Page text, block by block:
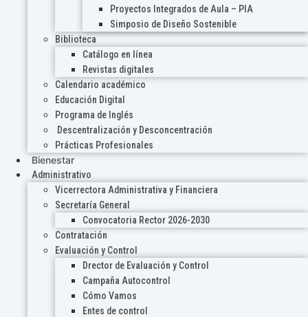
Proyectos Integrados de Aula – PIA
Simposio de Diseño Sostenible
Biblioteca
Catálogo en línea
Revistas digitales
Calendario académico
Educación Digital
Programa de Inglés
Descentralización y Desconcentración
Prácticas Profesionales
Bienestar
Administrativo
Vicerrectora Administrativa y Financiera
Secretaría General
Convocatoria Rector 2026-2030
Contratación
Evaluación y Control
Drector de Evaluación y Control
Campaña Autocontrol
Cómo Vamos
Entes de control